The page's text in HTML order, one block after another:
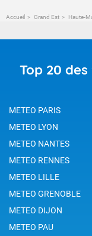
Accueil Grand Est Haute-
Top 20
METEO PARIS
METEO LYON
METEO NANTES
METEO RENNES
METEO LILLE
METEO GRENOBLE
METEO DIJON
METEO PAU